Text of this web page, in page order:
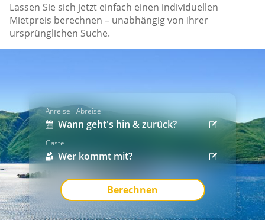
Lassen Sie sich jetzt einfach einen individuellen
Mietpreis berechnen – unabhängig von Ihrer
ursprünglichen Suche.
Anreise - Abreise
Gäste
Berechnen